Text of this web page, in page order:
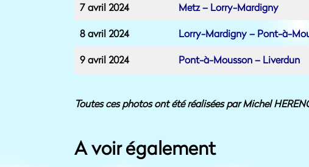
7 avril 2024 Metz – Lorry-Mardigny
8 avril 2024 Lorry-Mardigny – Pont-à-
9 avril 2024 Pont-à-Mousson – Liverdun
Toutes ces photos ont été réalisées par Michel
A voir également